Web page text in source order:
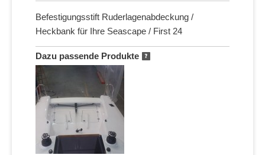
Befestigungsstift Ruderlagenabdeckung /
Heckbank für Ihre Seascape / First 24
Dazu passende Produkte